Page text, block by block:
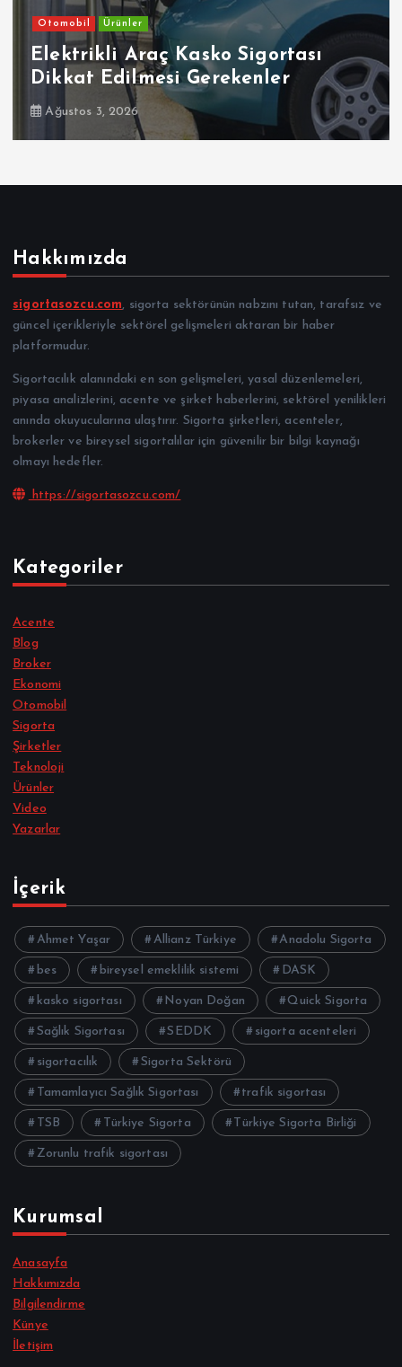
Otomobil
Ehliyetinde Bu Kodlar Olanlar
Dikkat
Temmuz 30, 2026
Hakkımızda
sigortasozcu.com, sigorta sektörünün nabzını tutan, tarafsız ve
güncel içerikleriyle sektörel gelişmeleri aktaran bir haber
platformudur.
Sigortacılık alanındaki en son gelişmeleri, yasal düzenlemeleri,
piyasa analizlerini, acente ve şirket haberlerini, sektörel yenilikleri
anında okuyucularına ulaştırır. Sigorta şirketleri, acenteler,
brokerler ve bireysel sigortalılar için güvenilir bir bilgi kaynağı
olmayı hedefler.
https://sigortasozcu.com/
Kategoriler
Acente
Blog
Broker
Ekonomi
Otomobil
Sigorta
Şirketler
Teknoloji
Ürünler
Video
Yazarlar
İçerik
Ahmet Yaşar Allianz Türkiye Anadolu Sigorta
bes bireysel emeklilik sistemi DASK
kasko sigortası Noyan Doğan Quick Sigorta
Sağlık Sigortası SEDDK sigorta acenteleri
sigortacılık Sigorta Sektörü
Tamamlayıcı Sağlık Sigortası trafik sigortası
TSB Türkiye Sigorta Türkiye Sigorta Birliği
Zorunlu trafik sigortası
Kurumsal
Anasayfa
Hakkımızda
Bilgilendirme
Künye
İletişim